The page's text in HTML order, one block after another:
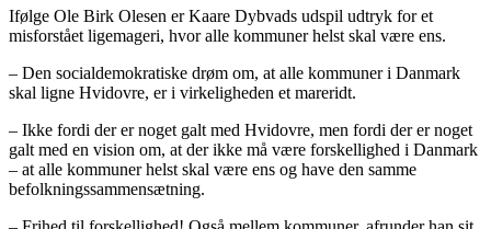
Ifølge Ole Birk Olesen er Kaare Dybvads udspil udtryk for et
misforstået ligemageri, hvor alle kommuner helst skal være ens.
– Den socialdemokratiske drøm om, at alle kommuner i Danmark
skal ligne Hvidovre, er i virkeligheden et mareridt.
– Ikke fordi der er noget galt med Hvidovre, men fordi der er noget
galt med en vision om, at der ikke må være forskellighed i Danmark
– at alle kommuner helst skal være ens og have den samme
befolkningssammensætning.